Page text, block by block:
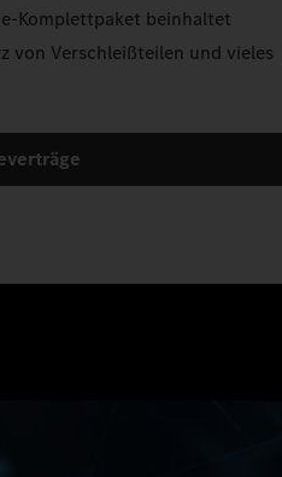
Komplettpaket beinhaltet
von Verschleißteilen und vieles